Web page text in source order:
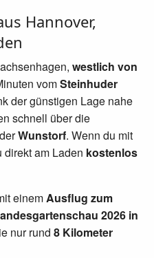
Hannover,
westlich von
vomSteinhuder
der günstigen Lage nahe
schnell über die
Wunstorf. Wenn du mit
direkt am Laden kostenlos
einemAusflug zum
2026 in
nur rund 8 Kilometer